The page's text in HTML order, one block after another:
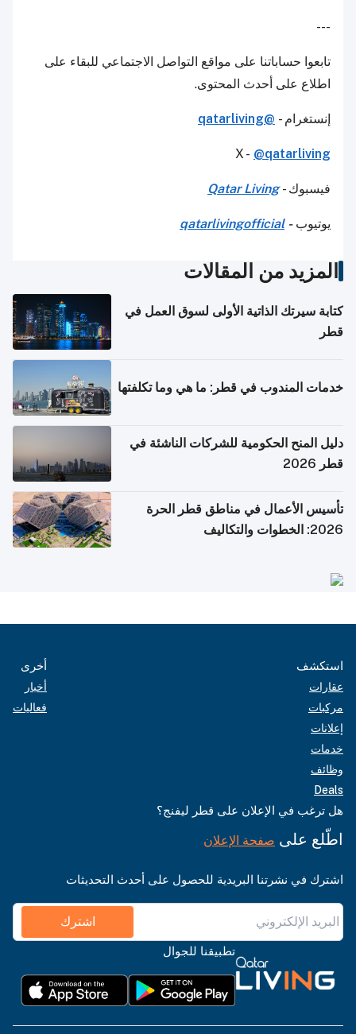
---
تابعوا حساباتنا على مواقع التواصل الاجتماعي للبقاء على
اطلاع على أحدث المحتوى.
إنستغرام - @qatarliving
X - @qatarliving
فيسبوك -Qatar Living
يوتيوب-
qatarlivingofficial
المزيد من المقالات
كتابة سيرتك الذاتية الأولى لسوق العمل في
قطر
خدمات المندوب في قطر: ما هي وما تكلفتها
دليل المنح الحكومية للشركات الناشئة في
قطر 2026
تأسيس الأعمال في مناطق قطر الحرة
2026: الخطوات والتكاليف
استكشف
عقارات
مركبات
إعلانات
خدمات
وظائف
Deals
أخرى
أخبار
فعاليات
هل ترغب في الإعلان على قطر ليفنج؟
اطّلع على صفحة الإعلان
اشترك في نشرتنا البريدية للحصول على أحدث التحديثات
اشترك
تطبيقنا للجوال